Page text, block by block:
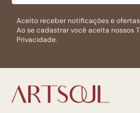
Aceito receber notificações e
Ao se cadastrar você aceita nossos
Privacidade.